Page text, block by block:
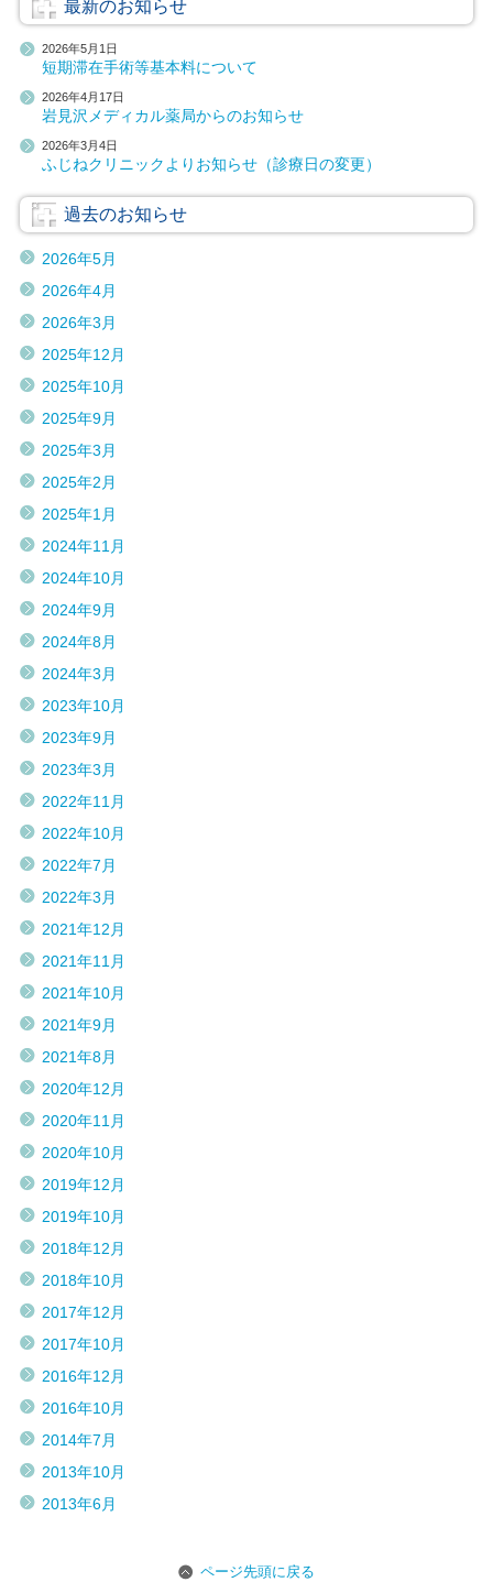
最新のお知らせ
2026年5月1日
短期滞在手術等基本料について
2026年4月17日
岩見沢メディカル薬局からのお知らせ
2026年3月4日
ふじねクリニックよりお知らせ（診療日の変更）
過去のお知らせ
2026年5月
2026年4月
2026年3月
2025年12月
2025年10月
2025年9月
2025年3月
2025年2月
2025年1月
2024年11月
2024年10月
2024年9月
2024年8月
2024年3月
2023年10月
2023年9月
2023年3月
2022年11月
2022年10月
2022年7月
2022年3月
2021年12月
2021年11月
2021年10月
2021年9月
2021年8月
2020年12月
2020年11月
2020年10月
2019年12月
2019年10月
2018年12月
2018年10月
2017年12月
2017年10月
2016年12月
2016年10月
2014年7月
2013年10月
2013年6月
ページ先頭に戻る